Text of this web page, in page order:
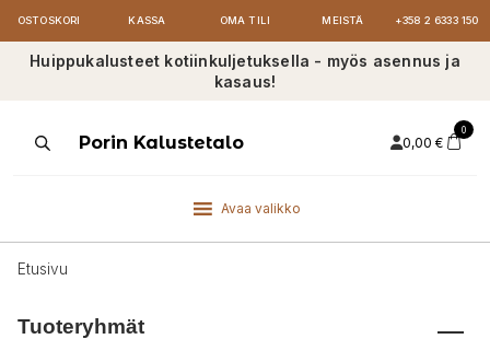
OSTOSKORI KASSA OMA TILI MEISTÄ +358 2 6333 150
Huippukalusteet kotiinkuljetuksella - myös asennus ja
kasaus!
ProductsPorin Kalustetalo 0,00 €
0
Avaa valikko
Etusivu
Tuoteryhmät